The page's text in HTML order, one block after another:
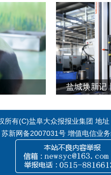
所有(C)盐阜大众报报业集团 地
苏新网备2007031号 增值电信业